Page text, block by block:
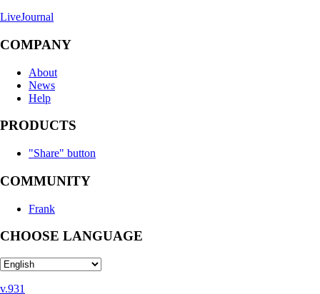
LiveJournal
COMPANY
About
News
Help
PRODUCTS
"Share" button
COMMUNITY
Frank
CHOOSE LANGUAGE
v.931